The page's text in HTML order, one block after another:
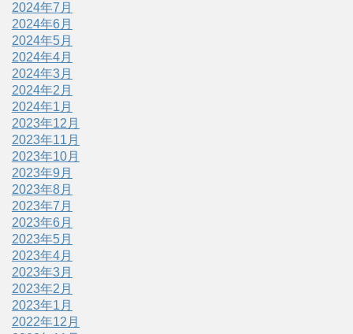
2024年7月
2024年6月
2024年5月
2024年4月
2024年3月
2024年2月
2024年1月
2023年12月
2023年11月
2023年10月
2023年9月
2023年8月
2023年7月
2023年6月
2023年5月
2023年4月
2023年3月
2023年2月
2023年1月
2022年12月